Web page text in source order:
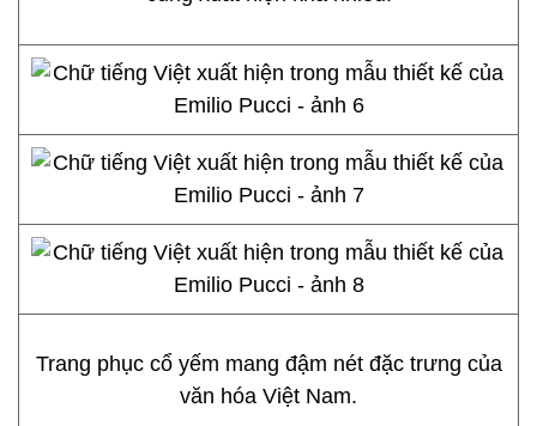
Trang phục cổ yếm mang đậm nét đặc trưng của
văn hóa Việt Nam.